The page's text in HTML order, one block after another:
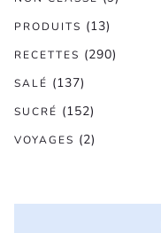
PRODUITS (13)
RECETTES (290)
SALÉ (137)
SUCRÉ (152)
VOYAGES (2)